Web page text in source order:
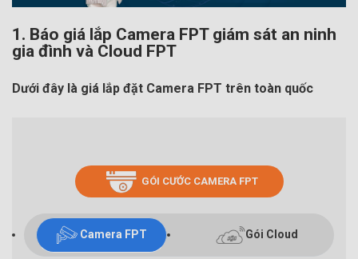
1. Báo giá lắp Camera FPT giám sát an ninh
gia đình và Cloud FPT
Dưới đây là giá lắp đặt Camera FPT trên toàn quốc
GÓI CƯỚC CAMERA FPT
Camera FPT Gói Cloud